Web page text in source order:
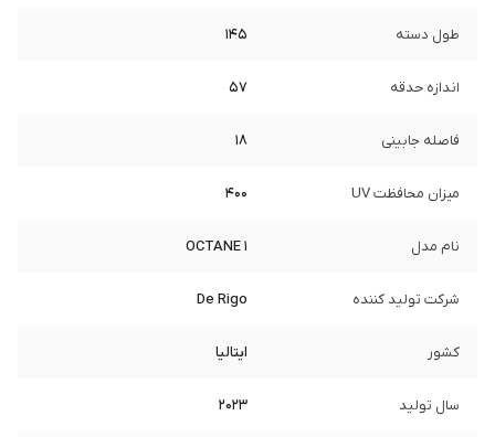
طول دسته 145
اندازه حدقه 57
فاصله جابینی 18
میزان محافظت UV 400
نام مدل OCTANE 1
شرکت تولید کننده De Rigo
کشور ایتالیا
سال تولید 2023